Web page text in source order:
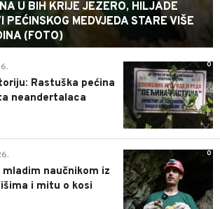
U BIH KRIJE JEZERO, HILJADE
PEĆINSKOG MEDVJEDA STARE VIŠE
(FOTO)
0
Rastuška pećina
neandertalaca
0
mladim naučnikom iz
i mitu o kosi